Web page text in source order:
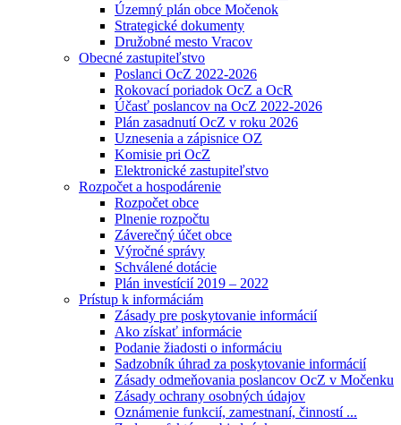
Územný plán obce Močenok
Strategické dokumenty
Družobné mesto Vracov
Obecné zastupiteľstvo
Poslanci OcZ 2022-2026
Rokovací poriadok OcZ a OcR
Účasť poslancov na OcZ 2022-2026
Plán zasadnutí OcZ v roku 2026
Uznesenia a zápisnice OZ
Komisie pri OcZ
Elektronické zastupiteľstvo
Rozpočet a hospodárenie
Rozpočet obce
Plnenie rozpočtu
Záverečný účet obce
Výročné správy
Schválené dotácie
Plán investícií 2019 – 2022
Prístup k informáciám
Zásady pre poskytovanie informácií
Ako získať informácie
Podanie žiadosti o informáciu
Sadzobník úhrad za poskytovanie informácií
Zásady odmeňovania poslancov OcZ v Močenku
Zásady ochrany osobných údajov
Oznámenie funkcií, zamestnaní, činností ...